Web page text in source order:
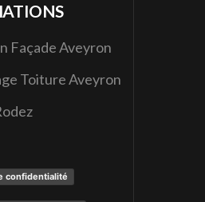
Façade Aveyron
Toiture Aveyron
confidentialité